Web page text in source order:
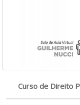
Curso de Direito